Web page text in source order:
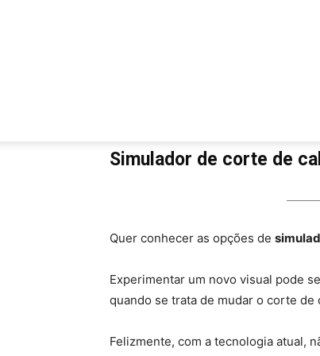
Simulador de corte de
Quer conhecer as opções de
Experimentar um novo visual pode
quando se trata de mudar o corte de
Felizmente, com a tecnologia atual,